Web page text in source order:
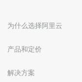
为什么选择阿里云
产品和定价
解决方案